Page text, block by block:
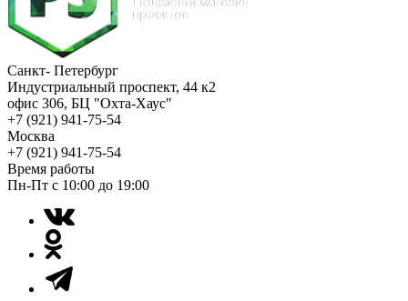
Санкт- Петербург
Индустриальный проспект, 44 к2
офис 306, БЦ "Охта-Хаус"
+7 (921) 941-75-54
Москва
+7 (921) 941-75-54
Время работы
Пн-Пт с 10:00 до 19:00